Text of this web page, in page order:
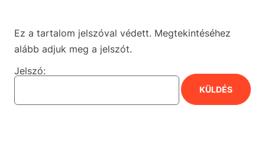
Ez a tartalom jelszóval védett. Megtekintéséhez
alább adjuk meg a jelszót.
Jelszó: